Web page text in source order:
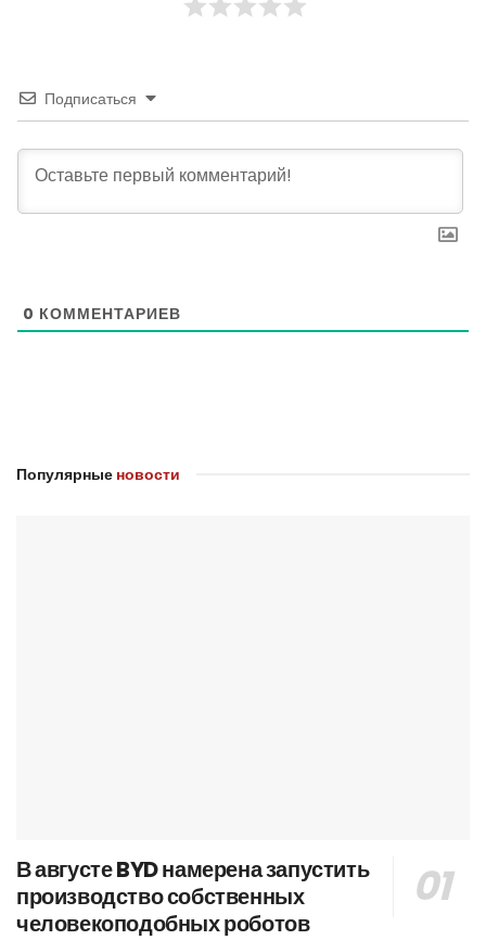
Подписаться
0 КОММЕНТАРИЕВ
Популярные новости
В августе BYD намерена запустить
производство собственных
человекоподобных роботов